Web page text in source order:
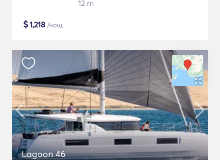
12 m
$1,218 /нощ
Lagoon 46